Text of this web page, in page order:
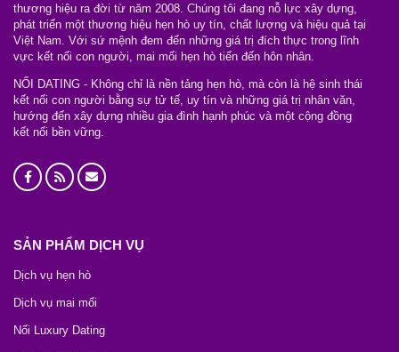
thương hiệu ra đời từ năm 2008. Chúng tôi đang nỗ lực xây dựng,
phát triển một thương hiệu hẹn hò uy tín, chất lượng và hiệu quả tại
Việt Nam. Với sứ mệnh đem đến những giá trị đích thực trong lĩnh
vực kết nối con người, mai mối hẹn hò tiến đến hôn nhân.
NỐI DATING - Không chỉ là nền tảng hẹn hò, mà còn là hệ sinh thái
kết nối con người bằng sự tử tế, uy tín và những giá trị nhân văn,
hướng đến xây dựng nhiều gia đình hạnh phúc và một cộng đồng
kết nối bền vững.
SẢN PHẨM DỊCH VỤ
Dịch vụ hẹn hò
Dịch vụ mai mối
Nối Luxury Dating